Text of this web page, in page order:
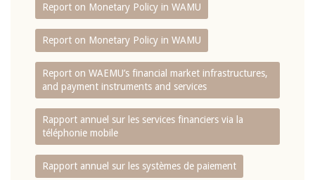
Report on Monetary Policy in WAMU
Report on Monetary Policy in WAMU
Report on WAEMU’s financial market infrastructures,
and payment instruments and services
Rapport annuel sur les services financiers via la
téléphonie mobile
Rapport annuel sur les systèmes de paiement